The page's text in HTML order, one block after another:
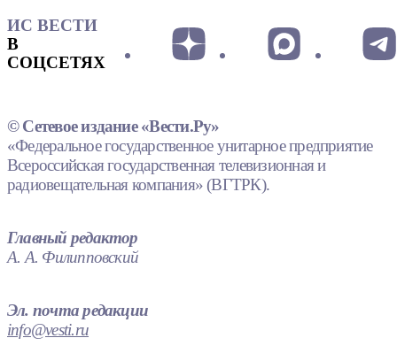
ИС ВЕСТИ
В
СОЦСЕТЯХ
© Сетевое издание «Вести.Ру»
«Федеральное государственное унитарное предприятие
Всероссийская государственная телевизионная и
радиовещательная компания» (ВГТРК).
Главный редактор
А. А. Филипповский
Эл. почта редакции
info@vesti.ru